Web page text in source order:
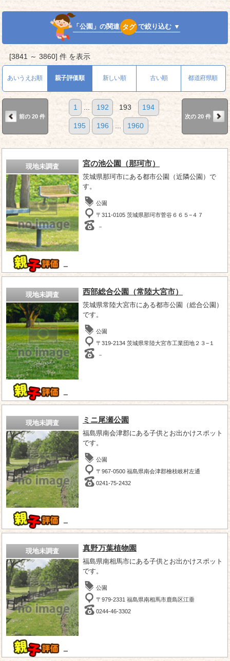
「公園」の関連 タグ で絞り込む ▼
[3841 ～ 3860] 件 を表示
あいうえお順 親子評価順 新しい順 古い順 都道府県順
前の 20 件
1 ... 192 193 194
195 196 ... 1960
次の 20 件
現地未調査
－
宮の池公園（那珂市）
茨城県那珂市にある都市公園（近隣公園）で
す。
公園
〒311-0105 茨城県那珂市菅谷６６５−４７
－
現地未調査
－
西部総合公園（常陸大宮市）
茨城県常陸大宮市にある都市公園（総合公園）
です。
公園
〒319-2134 茨城県常陸大宮市工業団地２３−１
－
現地未調査
－
ミニ尾瀬公園
福島県南会津郡にある子供とお出かけスポット
です。
公園
〒967-0500 福島県南会津郡檜枝岐村左通
0241-75-2432
現地未調査
－
真野万葉植物園
福島県南相馬市にある子供とお出かけスポット
です。
公園
〒979-2331 福島県南相馬市鹿島区江垂
0244-46-3302